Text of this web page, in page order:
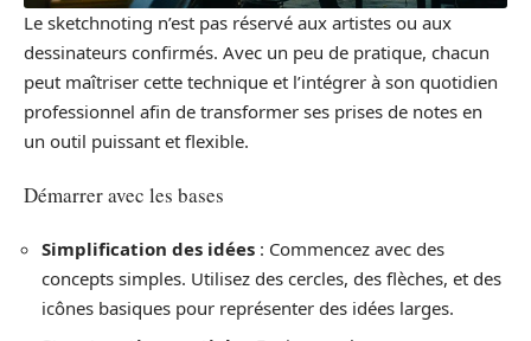
Le sketchnoting n’est pas réservé aux artistes ou aux
dessinateurs confirmés. Avec un peu de pratique, chacun
peut maîtriser cette technique et l’intégrer à son quotidien
professionnel afin de transformer ses prises de notes en
un outil puissant et flexible.
Démarrer avec les bases
Simplification des idées : Commencez avec des
concepts simples. Utilisez des cercles, des flèches, et des
icônes basiques pour représenter des idées larges.